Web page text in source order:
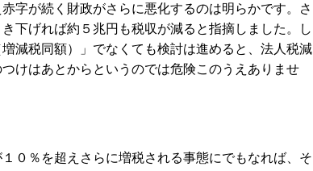
字が続く財政がさらに悪化するのは明らかです。さ
下げれば約５兆円も税収が減ると指摘しました。し
減税同額）」でなくても検討は進めると、法人税減
けはあとからというのでは危険このうえありませ
０％を超えさらに増税される事態にでもなれば、そ